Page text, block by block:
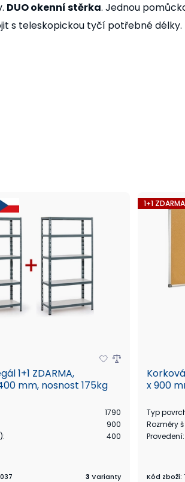
DUO okenní stěrka. Jednou
s teleskopickou tyčí potřebné délky.
1+1 ZDARMA,
mm, nosnost 175kg
1790
900
: 400
3 Varianty
1+1 ZDARMA
x 900
Typ
Rozměry
Provedení:
Kód zboží: